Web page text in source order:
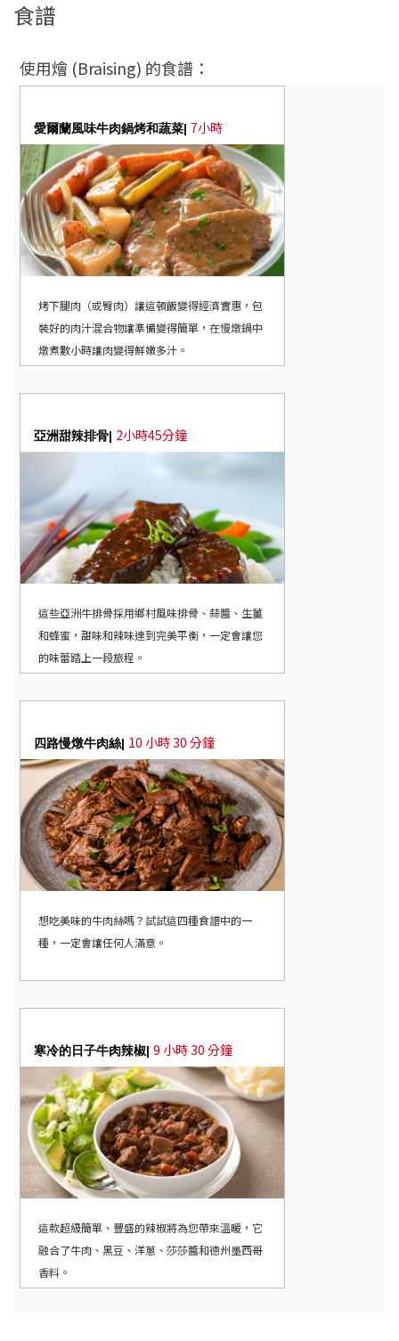
食譜
使用燴 (Braising) 的食譜：
愛爾蘭風味牛肉鍋烤和蔬菜| 7小時
烤下腿肉（或臀肉）讓這頓飯變得經濟實惠，包
裝好的肉汁混合物讓準備變得簡單，在慢燉鍋中
燉煮數小時讓肉變得鮮嫩多汁。
亞洲甜辣排骨| 2小時45分鐘
這些亞洲牛排骨採用鄉村風味排骨、蒜醬、生薑
和蜂蜜，甜味和辣味達到完美平衡，一定會讓您
的味蕾踏上一段旅程。
四路慢燉牛肉絲| 10 小時 30 分鐘
想吃美味的牛肉絲嗎？試試這四種食譜中的一
種，一定會讓任何人滿意。
寒冷的日子牛肉辣椒| 9 小時 30 分鐘
這款超級簡單、豐盛的辣椒將為您帶來溫暖，它
融合了牛肉、黑豆、洋蔥、莎莎醬和德州墨西哥
香料。